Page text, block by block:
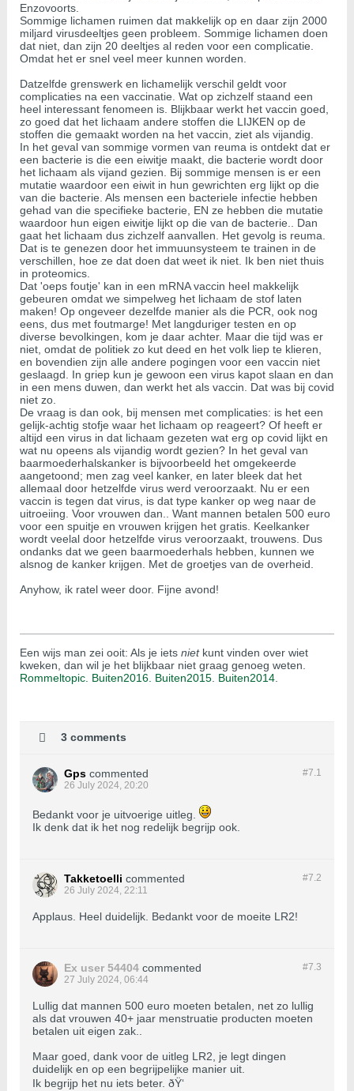
Enzovoorts.
Sommige lichamen ruimen dat makkelijk op en daar zijn 2000
miljard virusdeeltjes geen probleem. Sommige lichamen doen
dat niet, dan zijn 20 deeltjes al reden voor een complicatie.
Omdat het er snel veel meer kunnen worden.
Datzelfde grenswerk en lichamelijk verschil geldt voor
complicaties na een vaccinatie. Wat op zichzelf staand een
heel interessant fenomeen is. Blijkbaar werkt het vaccin goed,
zo goed dat het lichaam andere stoffen die LIJKEN op de
stoffen die gemaakt worden na het vaccin, ziet als vijandig.
In het geval van sommige vormen van reuma is ontdekt dat er
een bacterie is die een eiwitje maakt, die bacterie wordt door
het lichaam als vijand gezien. Bij sommige mensen is er een
mutatie waardoor een eiwit in hun gewrichten erg lijkt op die
van die bacterie. Als mensen een bacteriele infectie hebben
gehad van die specifieke bacterie, EN ze hebben die mutatie
waardoor hun eigen eiwitje lijkt op die van de bacterie.. Dan
gaat het lichaam dus zichzelf aanvallen. Het gevolg is reuma.
Dat is te genezen door het immuunsysteem te trainen in de
verschillen, hoe ze dat doen dat weet ik niet. Ik ben niet thuis
in proteomics.
Dat 'oeps foutje' kan in een mRNA vaccin heel makkelijk
gebeuren omdat we simpelweg het lichaam de stof laten
maken! Op ongeveer dezelfde manier als die PCR, ook nog
eens, dus met foutmarge! Met langduriger testen en op
diverse bevolkingen, kom je daar achter. Maar die tijd was er
niet, omdat de politiek zo kut deed en het volk liep te klieren,
en bovendien zijn alle andere pogingen voor een vaccin niet
geslaagd. In griep kun je gewoon een virus kapot slaan en dan
in een mens duwen, dan werkt het als vaccin. Dat was bij covid
niet zo.
De vraag is dan ook, bij mensen met complicaties: is het een
gelijk-achtig stofje waar het lichaam op reageert? Of heeft er
altijd een virus in dat lichaam gezeten wat erg op covid lijkt en
wat nu opeens als vijandig wordt gezien? In het geval van
baarmoederhalskanker is bijvoorbeeld het omgekeerde
aangetoond; men zag veel kanker, en later bleek dat het
allemaal door hetzelfde virus werd veroorzaakt. Nu er een
vaccin is tegen dat virus, is dat type kanker op weg naar de
uitroeiing. Voor vrouwen dan.. Want mannen betalen 500 euro
voor een spuitje en vrouwen krijgen het gratis. Keelkanker
wordt veelal door hetzelfde virus veroorzaakt, trouwens. Dus
ondanks dat we geen baarmoederhals hebben, kunnen we
alsnog de kanker krijgen. Met de groetjes van de overheid.
Anyhow, ik ratel weer door. Fijne avond!
Een wijs man zei ooit: Als je iets nietkunt vinden over wiet
kweken, dan wil je het blijkbaar niet graag genoeg weten.
Rommeltopic. Buiten2016. Buiten2015 Buiten2014
3 comments
#7.1
Gps commented
26 July 2024, 20:20
Bedankt voor je uitvoerige uitleg.
Ik denk dat ik het nog redelijk begrijp ook.
#7.2
Takketoelli commented
26 July 2024, 22:11
Applaus. Heel duidelijk. Bedankt voor de moeite LR2!
#7.3
Ex user 54404 commented
27 July 2024, 06:44
Lullig dat mannen 500 euro moeten betalen, net zo lullig
als dat vrouwen 40+ jaar menstruatie producten moeten
betalen uit eigen zak..
Maar goed, dank voor de uitleg LR2, je legt dingen
duidelijk en op een begrijpelijke manier uit.
Ik begrijp het nu iets beter. ðŸ‘